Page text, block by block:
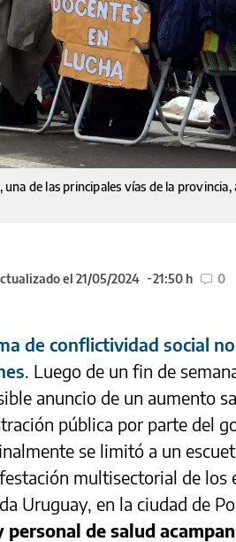
una de las principales vías de la
el 21/05/2024 21:50 h
0
de conflictividad social
. Luego de un fin de
anuncio de un aumento
pública por parte del
se limitó a un
multisectorial de los
Uruguay, en la ciudad de
de salud